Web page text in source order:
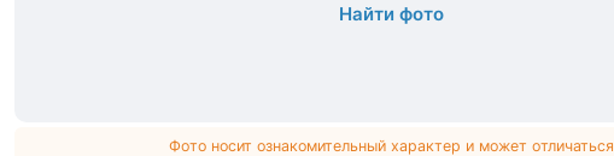
Найти фото
Фото носит ознакомительный характер и может отличаться